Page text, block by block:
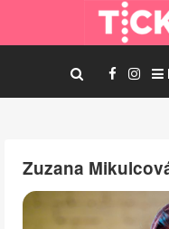
Zuzana